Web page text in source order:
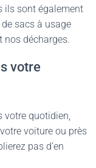
ils sont également
sacs à usage
nos décharges.
votre
votre quotidien,
voiture ou près
pas d’en